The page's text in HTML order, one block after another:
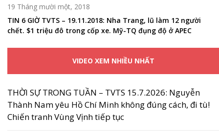
19 Tháng mười một, 2018
TIN 6 GIỜ TVTS – 19.11.2018: Nha Trang, lũ làm 12 người
chết. $1 triệu đô trong cốp xe. Mỹ-TQ đụng độ ở APEC
VIDEO XEM NHIỀU NHẤT
THỜI SỰ TRONG TUẦN – TVTS 15.7.2026: Nguyễn
Thành Nam yêu Hồ Chí Minh không đúng cách, đi tù!
Chiến tranh Vùng Vịnh tiếp tục